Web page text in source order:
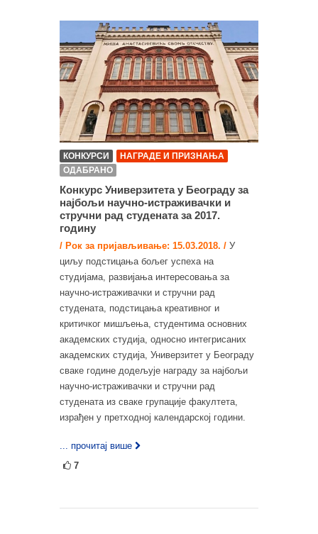
КОНКУРСИ
НАГРАДЕ И ПРИЗНАЊА
ОДАБРАНО
Конкурс Универзитета у Београду за
најбољи научно-истраживачки и
стручни рад студената за 2017.
годину
/ Рок за пријављивање: 15.03.2018. / У
циљу подстицања бољег успеха на
студијама, развијања интересовања за
научно-истраживачки и стручни рад
студената, подстицања креативног и
критичког мишљења, студентима основних
академских студија, односно интегрисаних
академских студија, Универзитет у Београду
сваке године додељује награду за најбољи
научно-истраживачки и стручни рад
студената из сваке групације факултета,
израђен у претходној календарској години.
... прочитај више
7